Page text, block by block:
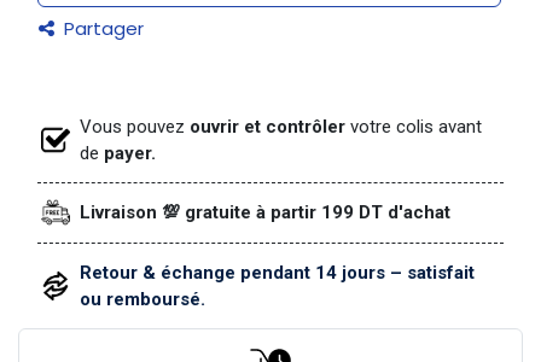
Partager
Vous pouvez ouvrir et contrôler votre colis avant
de payer.
Livraison 💯 gratuite à partir 199 DT d'achat
Retour & échange pendant 14 jours – satisfait
ou remboursé.